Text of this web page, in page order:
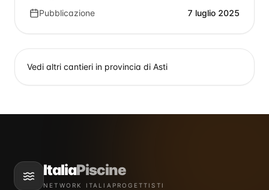
Pubblicazione
7 luglio 2025
Vedi altri cantieri in provincia di Asti
ItaliaPiscine
NETWORK ITALIAPROGETTISTI